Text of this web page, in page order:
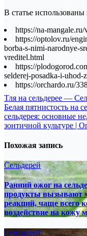
В статье
https://na-
https://optolov.ru/
borba-s-nimi-narodnye-
vreditel.html
https://
selderej-posadka-i-uhod-
https://orchardo.ru/
Навигация
по
записям
Тля на сельдерее —
Белая пятнистость на
сельдерея: основные
зонтичной культуре |
Похожая запись
Сельдерей
Ранний ожог на
продукты вызывают
реакций, чаще всего
воздействие на кожу
Сельдерей